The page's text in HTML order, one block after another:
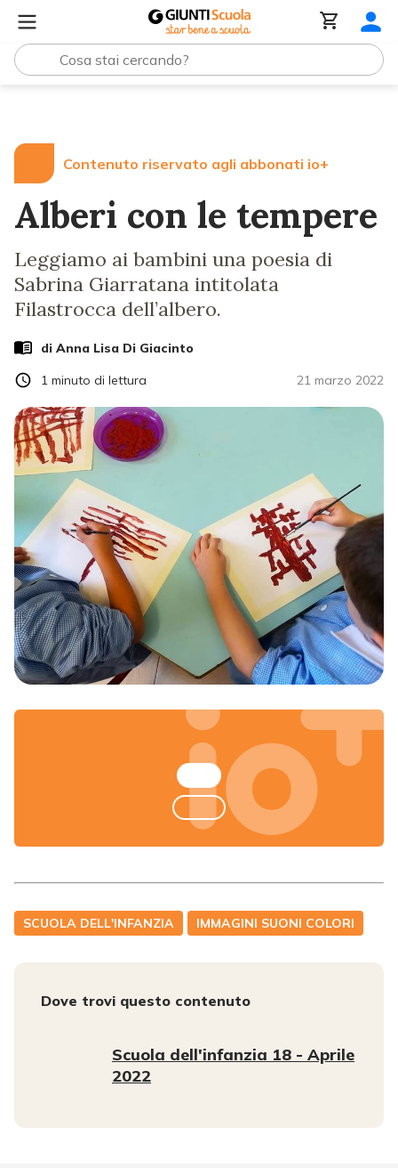
Contenuto riservato agli abbonati io+
Alberi con le tempere
Leggiamo ai bambini una poesia di
Sabrina Giarratana intitolata
Filastrocca dell’albero.
di Anna Lisa Di Giacinto
21 marzo 2022
1 minuto di lettura
SCUOLA DELL'INFANZIA IMMAGINI SUONI COLORI
Dove trovi questo contenuto
Scuola dell'infanzia 18 - Aprile
2022